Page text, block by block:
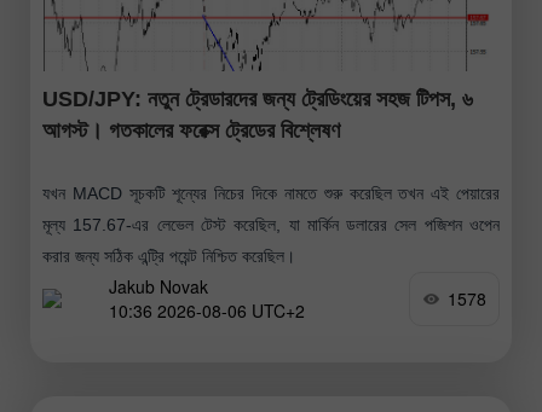
USD/JPY: নতুন ট্রেডারদের জন্য ট্রেডিংয়ের সহজ টিপস, ৬
আগস্ট। গতকালের ফরেক্স ট্রেডের বিশ্লেষণ
যখন MACD সূচকটি শূন্যের নিচের দিকে নামতে শুরু করেছিল তখন এই পেয়ারের
মূল্য 157.67-এর লেভেল টেস্ট করেছিল, যা মার্কিন ডলারের সেল পজিশন ওপেন
করার জন্য সঠিক এন্ট্রি পয়েন্ট নিশ্চিত করেছিল।
Jakub Novak
10:36 2026-08-06 UTC+2
1578